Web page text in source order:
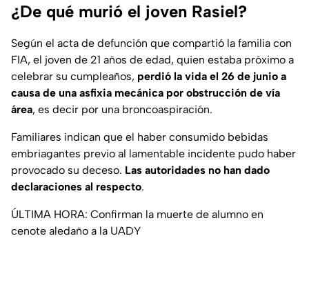
¿De qué murió el joven Rasiel?
Según el acta de defunción que compartió la familia con
FIA, el joven de 21 años de edad, quien estaba próximo a
celebrar su cumpleaños, perdió la vida el 26 de junio a
causa de una asfixia mecánica por obstrucción de vía
área, es decir por una broncoaspiración.
Familiares indican que el haber consumido bebidas
embriagantes previo al lamentable incidente pudo haber
provocado su deceso. Las autoridades no han dado
declaraciones al respecto.
ÚLTIMA HORA: Confirman la muerte de alumno en
cenote aledaño a la UADY